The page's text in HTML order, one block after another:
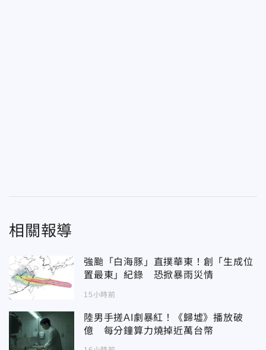
相關報導
強颱「白海豚」直撲華東！創「生成位
置最東」紀錄 恐掀暴雨災情
15小時前
陸男手搓AI劇暴紅！《歸墟》播放破
億 每分鐘算力燒掉近萬台幣